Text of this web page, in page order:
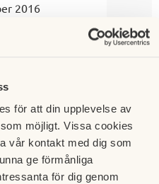
för att din upplevelse av
möjligt. Vissa cookies
vår kontakt med dig som
ge förmånliga
för dig genom
2016